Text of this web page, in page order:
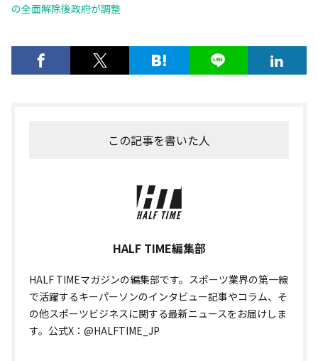
の全面解除後政府が調整
この記事を書いた人
HALF TIME編集部
HALF TIMEマガジンの編集部です。スポーツ業界の第一線
で活躍するキーパーソンのインタビュー記事やコラム、そ
の他スポーツビジネスに関する最新ニュースをお届けしま
す。公式X：@HALFTIME_JP